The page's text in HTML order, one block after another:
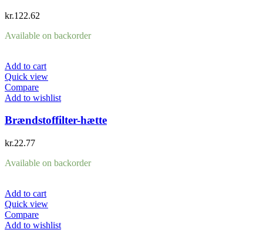
kr.122.62
Available on backorder
Add to cart
Quick view
Compare
Add to wishlist
Brændstoffilter-hætte
kr.22.77
Available on backorder
Add to cart
Quick view
Compare
Add to wishlist